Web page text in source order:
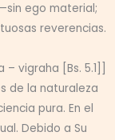
ego material;
reverencias.
vigraha [Bs. 5.1]]
de la naturaleza
pura. En el
Debido a Su